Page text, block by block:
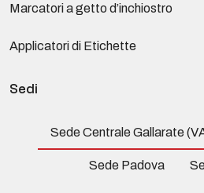
Marcatori a getto d’inchiostro
Applicatori di Etichette
Sedi
Sede Centrale Gallarate
Sede Padova